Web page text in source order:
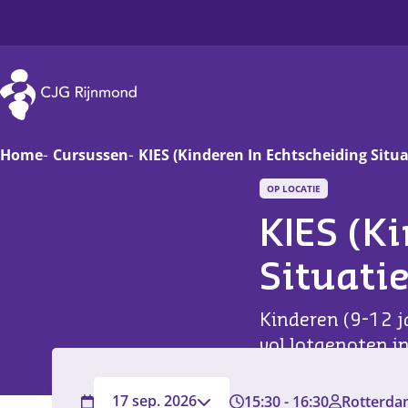
CJG Rijnmond
Basisschoolkind
Home Cursussen KIES (Kinderen In Echtscheiding
OP LOCATIE
KIES
Kinderen (9-12
vol lotgenoten
17 sep. 2026 15:30- 16:30